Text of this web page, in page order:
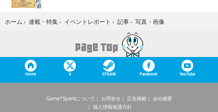
ホーム › 連載・特集 › イベントレポート › 記事 › 写真・画像
Home X STEAM Facebook YouTube
Game*Sparkについて お問合せ 広告掲載
会社概要
個人情報保護方針